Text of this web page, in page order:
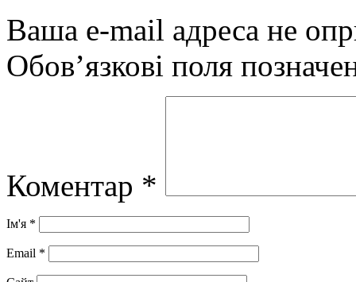
Ваша e-mail адреса не
Обов’язкові поля
Коментар *
Ім'я *
Email *